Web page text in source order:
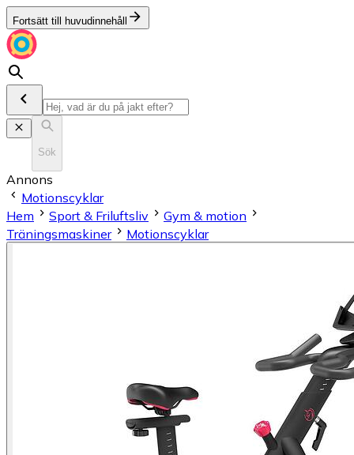
Fortsätt till huvudinnehåll
Sök
Annons
Motionscyklar
Hem
Sport & Friluftsliv
Gym & motion
Träningsmaskiner
Motionscyklar